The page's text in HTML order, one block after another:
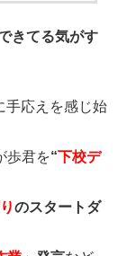
きてる気がす
手応えを感じ始
歩君を“下校デ
のスタートダ